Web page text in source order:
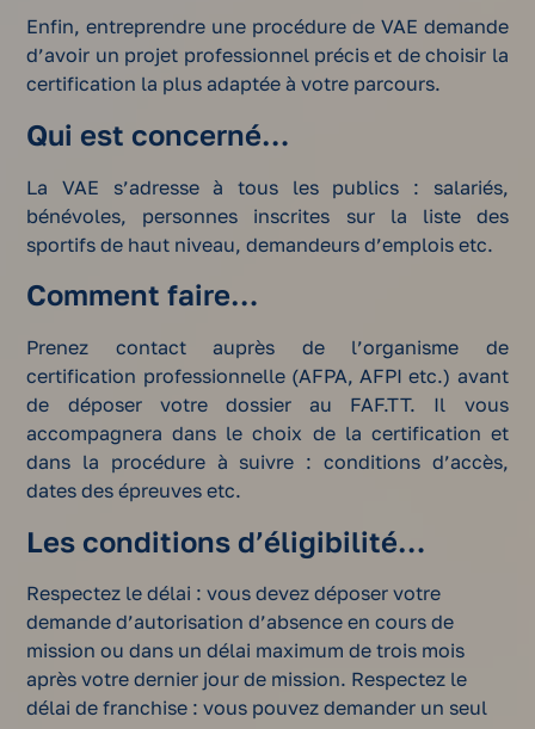
Enfin, entreprendre une procédure de VAE demande
d’avoir un projet professionnel précis et de choisir la
certification la plus adaptée à votre parcours.
Qui est concerné…
La VAE s’adresse à tous les publics : salariés,
bénévoles, personnes inscrites sur la liste des
sportifs de haut niveau, demandeurs d’emplois etc.
Comment faire…
Prenez contact auprès de l’organisme de
certification professionnelle (AFPA, AFPI etc.) avant
de déposer votre dossier au FAF.TT. Il vous
accompagnera dans le choix de la certification et
dans la procédure à suivre : conditions d’accès,
dates des épreuves etc.
Les conditions d’éligibilité…
Respectez le délai : vous devez déposer votre
demande d’autorisation d’absence en cours de
mission ou dans un délai maximum de trois mois
après votre dernier jour de mission. Respectez le
délai de franchise : vous pouvez demander un seul